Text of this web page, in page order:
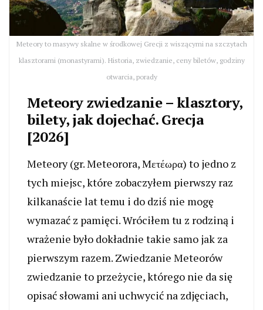
Meteory to masywy skalne w środkowej Grecji z wiszącymi na szczytach
klasztorami (monastyrami). Historia, zwiedzanie, ceny biletów, godziny
otwarcia, porady
Meteory zwiedzanie – klasztory,
bilety, jak dojechać. Grecja
[2026]
Meteory (gr. Meteorora, Μετέωρα) to jedno z
tych miejsc, które zobaczyłem pierwszy raz
kilkanaście lat temu i do dziś nie mogę
wymazać z pamięci. Wróciłem tu z rodziną i
wrażenie było dokładnie takie samo jak za
pierwszym razem. Zwiedzanie Meteorów
zwiedzanie to przeżycie, którego nie da się
opisać słowami ani uchwycić na zdjęciach,